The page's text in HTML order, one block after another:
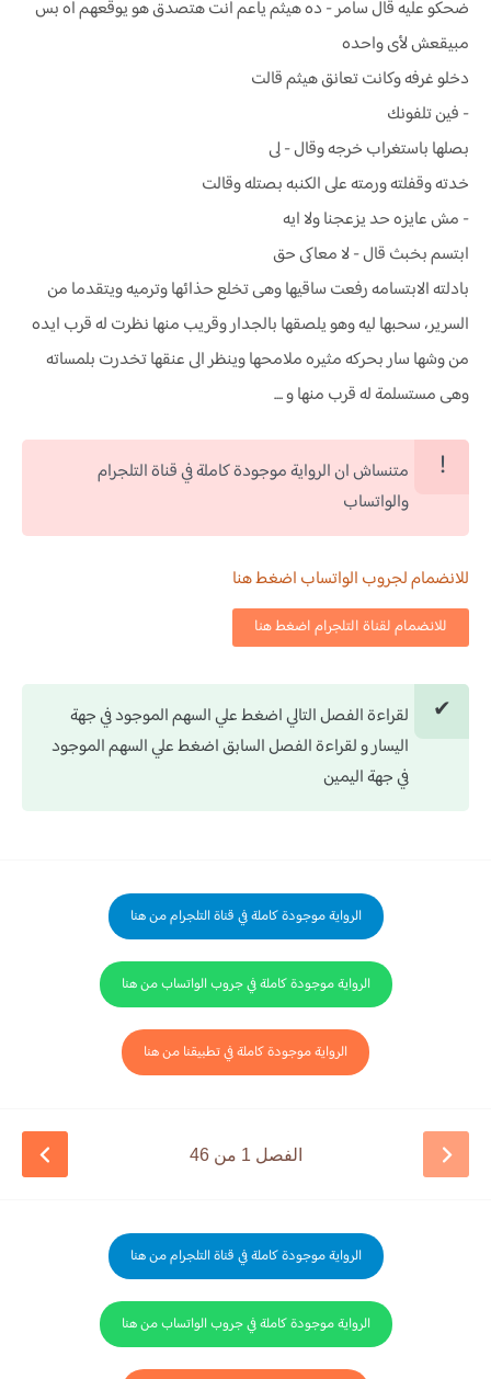
ضحكو عليه قال سامر - ده هيثم ياعم انت هتصدق هو يوقعهم اه بس
مبيقعش لأى واحده
دخلو غرفه وكانت تعانق هيثم قالت
- فين تلفونك
بصلها باستغراب خرجه وقال - لى
خدته وقفلته ورمته على الكنبه بصتله وقالت
- مش عايزه حد يزعجنا ولا ايه
ابتسم بخبث قال - لا معاكى حق
بادلته الابتسامه رفعت ساقيها وهى تخلع حذائها وترميه ويتقدما من
السرير، سحبها ليه وهو يلصقها بالجدار وقريب منها نظرت له قرب ايده
من وشها سار بحركه مثيره ملامحها وينظر الى عنقها تخدرت بلمساته
وهى مستسلمة له قرب منها و ....
متنساش ان الرواية موجودة كاملة في قناة التلجرام
والواتساب
للانضمام لجروب الواتساب اضغط هنا
للانضمام لقناة التلجرام اضغط هنا
لقراءة الفصل التالي اضغط علي السهم الموجود في جهة
اليسار و لقراءة الفصل السابق اضغط علي السهم الموجود
في جهة اليمين
الرواية موجودة كاملة في قناة التلجرام من هنا
الرواية موجودة كاملة في جروب الواتساب من هنا
الرواية موجودة كاملة في تطبيقنا من هنا
الفصل 1 من 46
الرواية موجودة كاملة في قناة التلجرام من هنا
الرواية موجودة كاملة في جروب الواتساب من هنا